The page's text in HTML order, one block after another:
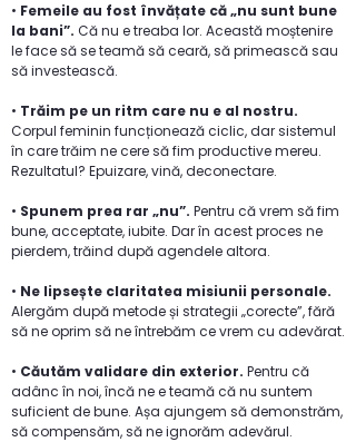
• Femeile au fost învățate că „nu sunt bune
la bani”. Că nu e treaba lor. Această moștenire
le face să se teamă să ceară, să primească sau
să investească.
• Trăim pe un ritm care nu e al nostru.
Corpul feminin funcționează ciclic, dar sistemul
în care trăim ne cere să fim productive mereu.
Rezultatul? Epuizare, vină, deconectare.
• Spunem prea rar „nu”. Pentru că vrem să fim
bune, acceptate, iubite. Dar în acest proces ne
pierdem, trăind după agendele altora.
• Ne lipsește claritatea misiunii personale.
Alergăm după metode și strategii „corecte”, fără
să ne oprim să ne întrebăm ce vrem cu adevărat.
• Căutăm validare din exterior. Pentru că
adânc în noi, încă ne e teamă că nu suntem
suficient de bune. Așa ajungem să demonstrăm,
să compensăm, să ne ignorăm adevărul.